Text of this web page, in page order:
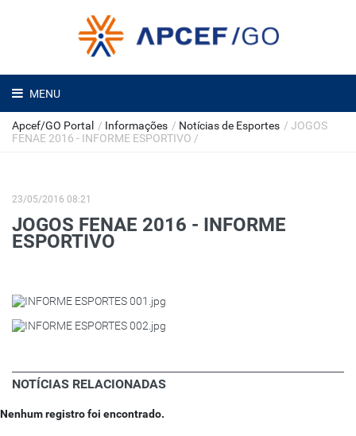
MENU
Apcef/GO Portal / Informações / Notícias de Esportes / JOGOS
FENAE 2016 - INFORME ESPORTIVO /
23/05/2016 08:21
JOGOS FENAE 2016 - INFORME
ESPORTIVO
NOTÍCIAS RELACIONADAS
Nenhum registro foi encontrado.